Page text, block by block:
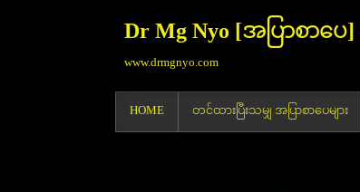
Dr Mg Nyo [အပြာစာပေ]
www.drmgnyo.com
HOME
တင်ထားပြီးသမျှ အပြာစာပေများ